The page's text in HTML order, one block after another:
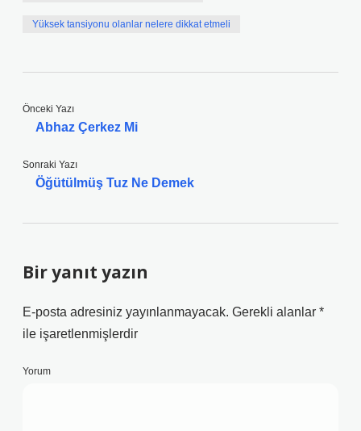
Yüksek tansiyonu olanlar nelere dikkat etmeli
Önceki Yazı
Abhaz Çerkez Mi
Sonraki Yazı
Öğütülmüş Tuz Ne Demek
Bir yanıt yazın
E-posta adresiniz yayınlanmayacak. Gerekli alanlar *
ile işaretlenmişlerdir
Yorum